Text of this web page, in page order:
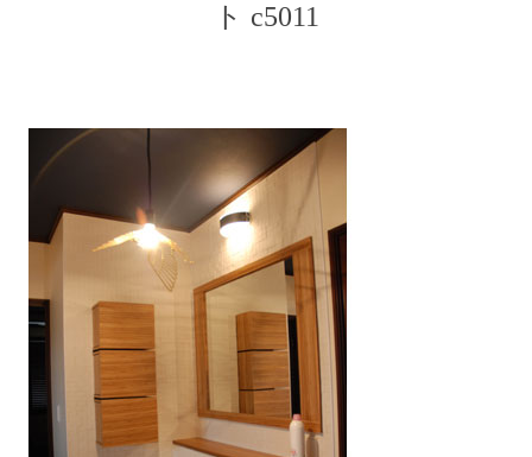
椅子・ソファ
木の小物・その他
Furniture
造り付け家具
Build-in
オーダーキッチン
Order-kitchen
ト c5011